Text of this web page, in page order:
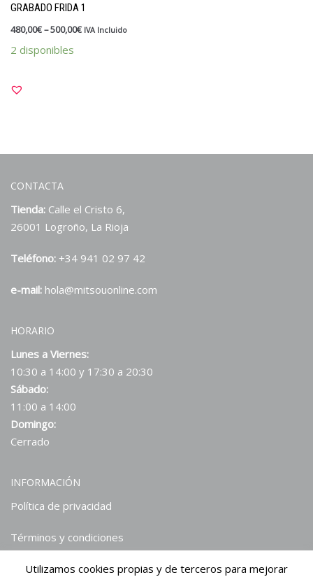
GRABADO FRIDA 1
480,00€–500,00€ IVA Incluido
2 disponibles
CONTACTA
Tienda: Calle el Cristo 6,
26001 Logroño, La Rioja
Teléfono: +34 941 02 97 42
e-mail: hola@mitsouonline.com
HORARIO
Lunes a Viernes:
10:30 a 14:00 y 17:30 a 20:30
Sábado:
11:00 a 14:00
Domingo:
Cerrado
INFORMACIÓN
Política de privacidad
Términos y condiciones
Hablan de nosotros
Utilizamos cookies propias y de terceros para mejorar